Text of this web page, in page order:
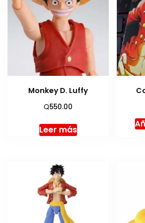
Monkey D. Luffy
Q550.00
Leer más